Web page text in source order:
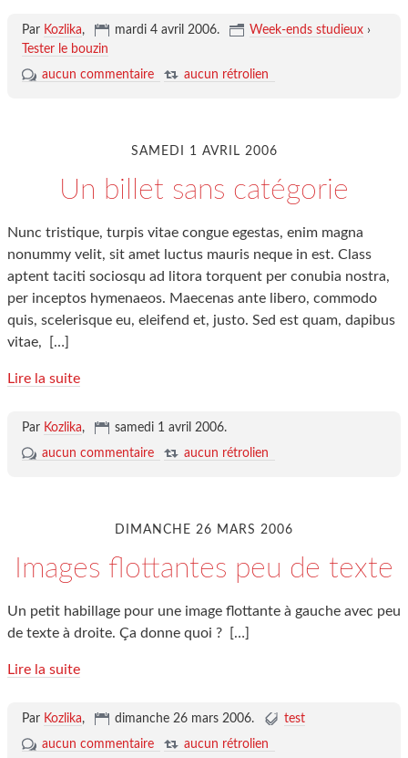
Par Kozlika, mardi 4 avril 2006. Week-ends studieux›
Tester le bouzin
aucun commentaire
aucun rétrolien
SAMEDI 1 AVRIL 2006
Un billet sans catégorie
Nunc tristique, turpis vitae congue egestas, enim magna
nonummy velit, sit amet luctus mauris neque in est. Class
aptent taciti sociosqu ad litora torquent per conubia nostra,
per inceptos hymenaeos. Maecenas ante libero, commodo
quis, scelerisque eu, eleifend et, justo. Sed est quam, dapibus
vitae,
[…]
Lire la suite
Par Kozlika, samedi 1 avril 2006.
aucun commentaire
aucun rétrolien
DIMANCHE 26 MARS 2006
Images flottantes peu de texte
Un petit habillage pour une image flottante à gauche avec peu
de texte à droite. Ça donne quoi ?
[…]
Lire la suite
Par Kozlika, dimanche 26 mars 2006.
test
aucun commentaire
aucun rétrolien